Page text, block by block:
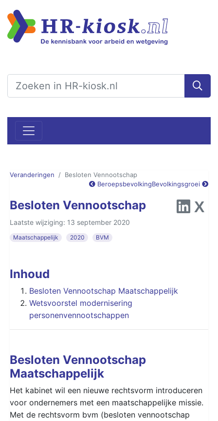
Veranderingen
Besloten Vennootschap
BeroepsbevolkingBevolkingsgroei
Besloten Vennootschap
Laatste wijziging: 13 september 2020
Maatschappelijk 2020 BVM
Inhoud
Besloten Vennootschap Maatschappelijk
Wetsvoorstel modernisering
personenvennootschappen
Besloten Vennootschap
Maatschappelijk
Het kabinet wil een nieuwe rechtsvorm introduceren
voor ondernemers met een maatschappelijke missie.
Met de rechtsvorm bvm (besloten vennootschap